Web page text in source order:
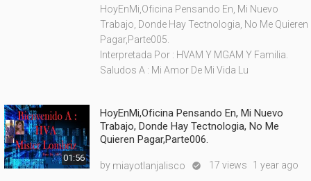
HoyEnMi,Oficina Pensando En, Mi Nuevo
Trabajo, Donde Hay Tectnologia, No Me Quieren
Pagar,Parte005.
Interpretada Por : HVAM Y MGAM Y Familia.
Saludos A : Mi Amor De Mi Vida Lu
01:56
HoyEnMi,Oficina Pensando En, Mi Nuevo
Trabajo, Donde Hay Tectnologia, No Me
Quieren Pagar,Parte006.
by miayotlanjalisco  17 views 1 year ago